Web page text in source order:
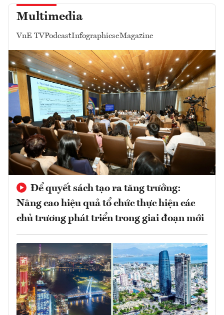
Multimedia
VnE TVPodcastInfographicseMagazine
Để quyết sách tạo ra tăng trưởng:
Nâng cao hiệu quả tổ chức thực hiện các
chủ trương phát triển trong giai đoạn mới